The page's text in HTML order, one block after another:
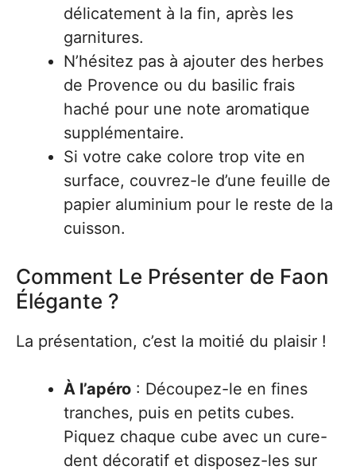
délicatement à la fin, après les
garnitures.
N’hésitez pas à ajouter des herbes
de Provence ou du basilic frais
haché pour une note aromatique
supplémentaire.
Si votre cake colore trop vite en
surface, couvrez-le d’une feuille de
papier aluminium pour le reste de la
cuisson.
Comment Le Présenter de Faon
Élégante ?
La présentation, c’est la moitié du plaisir !
À l’apéro : Découpez-le en fines
tranches, puis en petits cubes.
Piquez chaque cube avec un cure-
dent décoratif et disposez-les sur